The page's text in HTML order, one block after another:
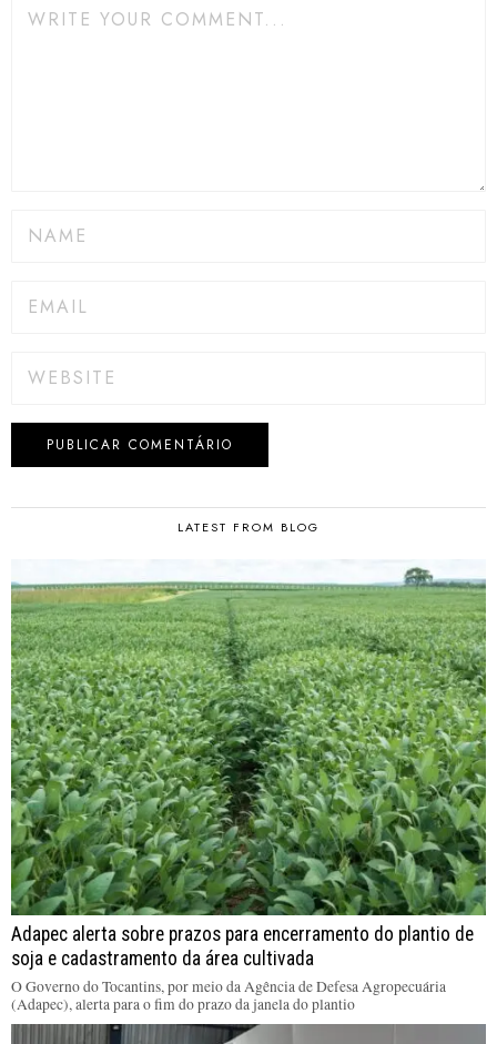
LATEST FROM BLOG
Adapec alerta sobre prazos para encerramento do plantio de
soja e cadastramento da área cultivada
O Governo do Tocantins, por meio da Agência de Defesa Agropecuária
(Adapec), alerta para o fim do prazo da janela do plantio